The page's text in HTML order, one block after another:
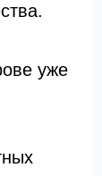
уже